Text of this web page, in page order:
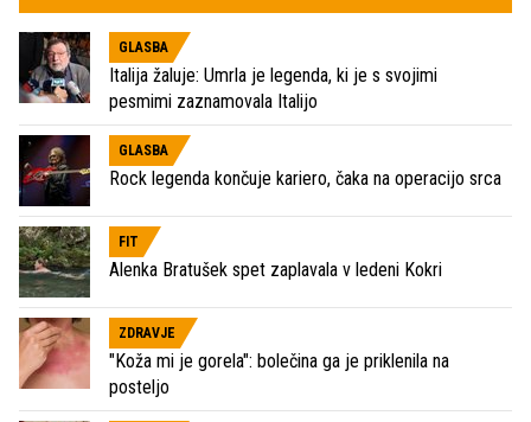
GLASBA
Italija žaluje: Umrla je legenda, ki je s svojimi
pesmimi zaznamovala Italijo
GLASBA
Rock legenda končuje kariero, čaka na operacijo srca
FIT
Alenka Bratušek spet zaplavala v ledeni Kokri
ZDRAVJE
"Koža mi je gorela": bolečina ga je priklenila na
posteljo